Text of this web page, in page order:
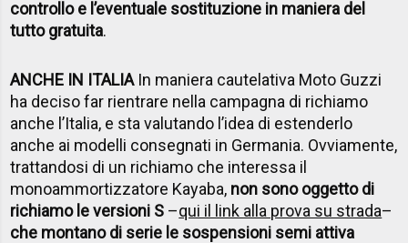
controllo e l’eventuale sostituzione in maniera del
tutto gratuita.
ANCHE IN ITALIAIn maniera cautelativa Moto Guzzi
ha deciso far rientrare nella campagna di richiamo
anche l’Italia, e sta valutando l’idea di estenderlo
anche ai modelli consegnati in Germania. Ovviamente,
trattandosi di un richiamo che interessa il
monoammortizzatore Kayaba, non sono oggetto di
richiamo le versioni S –qui il link alla prova su strada–
che montano di serie le sospensioni semi attiva